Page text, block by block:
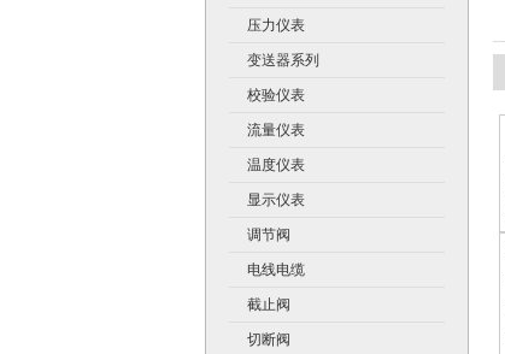
压力仪表
变送器系列
校验仪表
流量仪表
温度仪表
显示仪表
调节阀
电线电缆
截止阀
切断阀